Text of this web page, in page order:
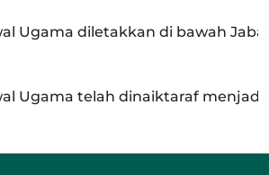
Ugama diletakkan di bawah
Ugama telah dinaiktaraf